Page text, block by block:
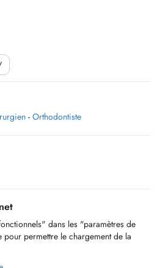
- Orthodontiste
dans les "paramètres de
permettre le chargement de la